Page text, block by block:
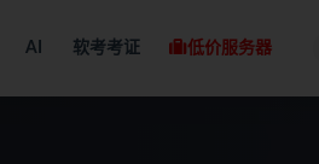
AI 软考考证 低价服务器